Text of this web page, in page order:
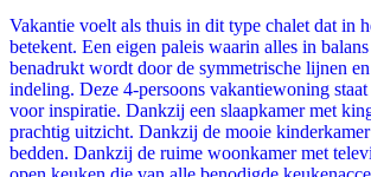
Vakantie voelt als thuis in dit type chalet dat in
betekent. Een eigen paleis waarin alles in
benadrukt wordt door de symmetrische lijnen
indeling. Deze 4-persoons vakantiewoning
voor inspiratie. Dankzij een slaapkamer met
prachtig uitzicht. Dankzij de mooie
bedden. Dankzij de ruime woonkamer met